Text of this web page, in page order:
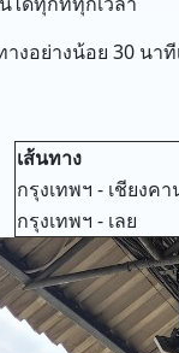
อย่างน้อย 30 น
เส้นทาง
กรุงเทพฯ - เชียงคา
กรุงเทพฯ - เลย